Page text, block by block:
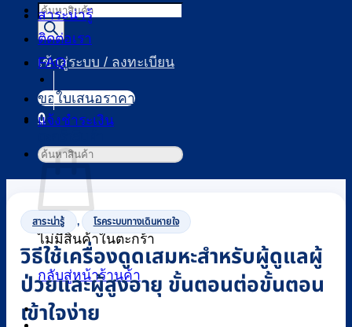
Products
search
เข้าสู่ระบบ / ลงทะเบียน
0
ไม่มีสินค้าในตะกร้า
กลับสู่หน้าร้านค้า
สาระน่ารู้
ติดต่อเรา
FAQ
ขอใบเสนอราคา
แจ้งชำระเงิน
ค้นหา:
สาระน่ารู้ , โรคระบบทางเดินหายใจ
วิธีใช้เครื่องดูดเสมหะสำหรับผู้ดูแลผู้
ป่วยและผู้สูงอายุ ขั้นตอนต่อขั้นตอน
เข้าใจง่าย